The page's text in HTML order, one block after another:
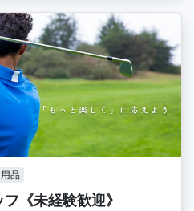
品
《未経験歓迎》